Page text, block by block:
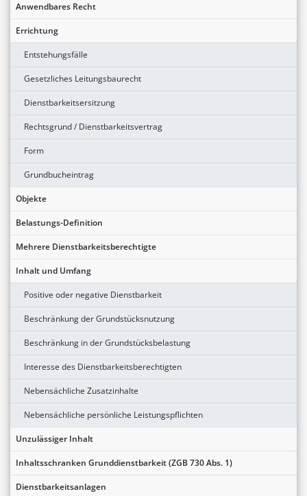
Anwendbares Recht
Errichtung
Entstehungsfälle
Gesetzliches Leitungsbaurecht
Dienstbarkeitsersitzung
Rechtsgrund / Dienstbarkeitsvertrag
Form
Grundbucheintrag
Objekte
Belastungs-Definition
Mehrere Dienstbarkeitsberechtigte
Inhalt und Umfang
Positive oder negative Dienstbarkeit
Beschränkung der Grundstücksnutzung
Beschränkung in der Grundstücksbelastung
Interesse des Dienstbarkeitsberechtigten
Nebensächliche Zusatzinhalte
Nebensächliche persönliche Leistungspflichten
Unzulässiger Inhalt
Inhaltsschranken Grunddienstbarkeit (ZGB 730 Abs. 1)
Dienstbarkeitsanlagen